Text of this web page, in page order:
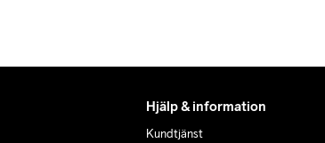
Hjälp & information
Kundtjänst